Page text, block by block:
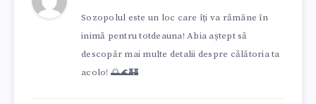
Sozopolul este un loc care îți va rămâne în
inimă pentru totdeauna! Abia aștept să
descopăr mai multe detalii despre călătoria ta
acolo! 🌅🌊🏰